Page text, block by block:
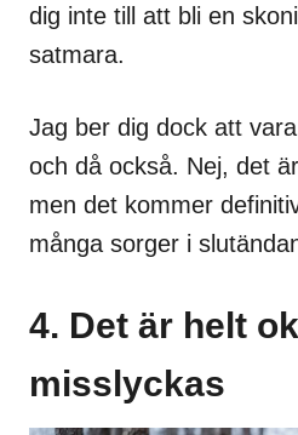
dig inte till att bli en
satmara.
Jag ber dig dock att
och då också. Nej, det
men det kommer
många sorger i
4. Det är helt
misslyckas